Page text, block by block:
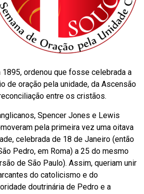
1895, ordenou que fosse celebrada a
de oração pela unidade, da Ascensão
entre os cristãos.
Spencer Jones e Lewis
pela primeira vez uma oitava
celebrada de 18 de Janeiro (então
Pedro, em Roma) a 25 do mesmo
de São Paulo). Assim, queriam unir
do catolicismo e do
doutrinária de Pedro e a